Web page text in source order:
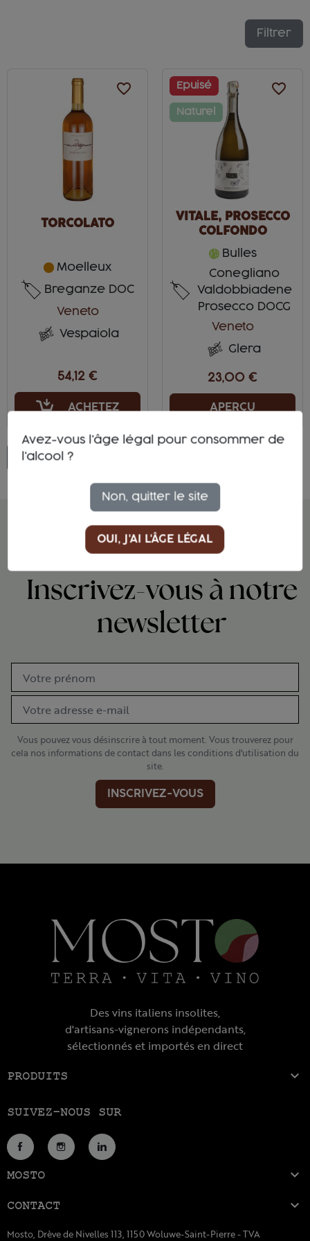
Filtrer
favorite_border
TORCOLATO
Moelleux
Breganze DOC
Veneto
Vespaiola
54,12 €
ACHETEZ
favorite_border
Epuisé
Naturel
VITALE, PROSECCO
COLFONDO
Bulles
Conegliano
Valdobbiadene
Prosecco DOCG
Veneto
Glera
23,00 €
APERÇU
Retour en haut
REJOIGNEZ LA TEAM DES GENS QUI BOIVENT
Inscrivez-vous à notre
newsletter
Vous pouvez vous désinscrire à tout moment. Vous trouverez pour
cela nos informations de contact dans les conditions d'utilisation du
site.
INSCRIVEZ-VOUS
Des vins italiens insolites,
d'artisans-vignerons indépendants,
sélectionnés et importés en direct
PRODUITS 
SUIVEZ-NOUS SUR
FacebookInstagramLinkedIn
MOSTO 
CONTACT 
Mosto, Drève de Nivelles 113, 1150 Woluwe-Saint-Pierre - TVA
Avez-vous l'âge légal pour consommer de
l'alcool ?
Non, quitter le site
OUI, J'AI L'ÂGE LÉGAL